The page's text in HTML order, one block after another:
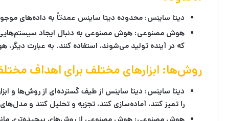
دیتا ساینس: محدوده دیتا ساینس عمدتاً به داده‌های
هوش مصنوعی: هوش مصنوعی به دنبال ایجاد سیستم‌هایی
که در آینده تولید می‌شوند، استفاده کنند. به عبارت
روش‌ها: ابزارهای مختلف برای اهداف
دیتا ساینس: دیتا ساینس از طیف گسترده‌ای از روش‌ها و
را تمیز کنند، آماده‌سازی کنند، تجزیه و تحلیل کنند و